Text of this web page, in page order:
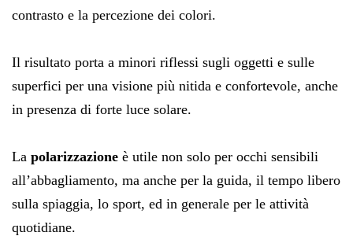
contrasto e la percezione dei colori.
Il risultato porta a minori riflessi sugli oggetti e sulle
superfici per una visione più nitida e confortevole, anche
in presenza di forte luce solare.
La polarizzazione è utile non solo per occhi sensibili
all’abbagliamento, ma anche per la guida, il tempo libero
sulla spiaggia, lo sport, ed in generale per le attività
quotidiane.